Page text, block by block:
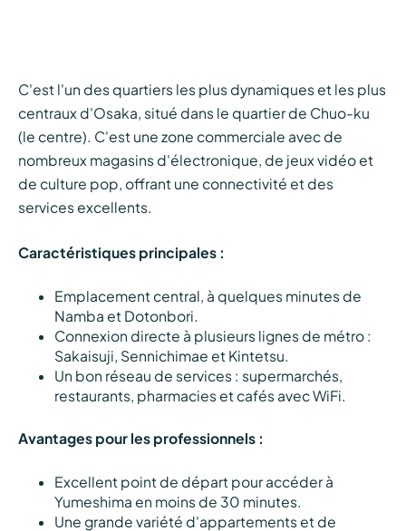
C'est l'un des quartiers les plus dynamiques et les plus
centraux d'Osaka, situé dans le quartier de Chuo-ku
(le centre). C'est une zone commerciale avec de
nombreux magasins d'électronique, de jeux vidéo et
de culture pop, offrant une connectivité et des
services excellents.
Caractéristiques principales :
Emplacement central, à quelques minutes de
Namba et Dotonbori.
Connexion directe à plusieurs lignes de métro :
Sakaisuji, Sennichimae et Kintetsu.
Un bon réseau de services : supermarchés,
restaurants, pharmacies et cafés avec WiFi.
Avantages pour les professionnels :
Excellent point de départ pour accéder à
Yumeshima en moins de 30 minutes.
Une grande variété d'appartements et de